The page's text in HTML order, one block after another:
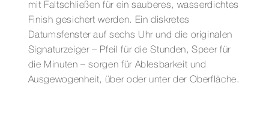
mit Faltschließen für ein sauberes, wasserdichtes
Finish gesichert werden. Ein diskretes
Datumsfenster auf sechs Uhr und die originalen
Signaturzeiger – Pfeil für die Stunden, Speer für
die Minuten – sorgen für Ablesbarkeit und
Ausgewogenheit, über oder unter der Oberfläche.